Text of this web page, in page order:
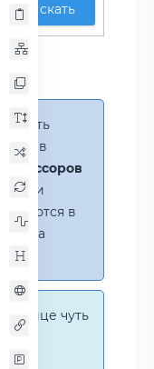
Искать
в
если
в
чуть